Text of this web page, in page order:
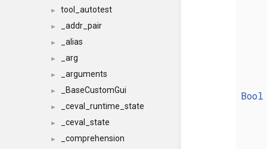
► tool_autotest
► _addr_pair
► _alias
► _arg
► _arguments
► _BaseCustomGui
► _ceval_runtime_state
► _ceval_state
► _comprehension
Bool